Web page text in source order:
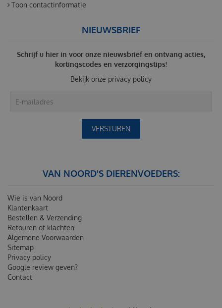
Toon contactinformatie
NIEUWSBRIEF
Schrijf u hier in voor onze nieuwsbrief en ontvang acties,
kortingscodes en verzorgingstips!
Bekijk onze privacy policy
VAN NOORD'S DIERENVOEDERS:
Wie is van Noord
Klantenkaart
Bestellen & Verzending
Retouren of klachten
Algemene Voorwaarden
Sitemap
Privacy policy
Google review geven?
Contact